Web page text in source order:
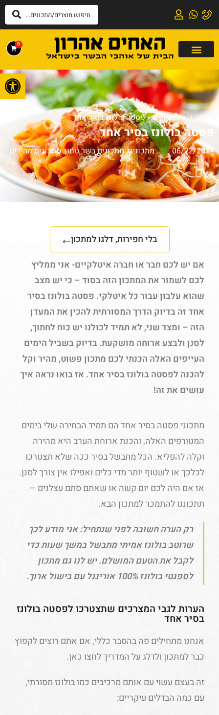
0
דף הבית»מתכונים»פסטה בולונז בסיר אחד
פסטה בולונז בסיר אחד
06/22/2024 מתכונים,מתכונים בשר טחון,מתכונים מהירים
בלי חפירות, דלגו למתכון
אם יש לכם חבר או חברה איטלקיים- אני ממליץ
לכם לשמור את המתכון הזה בסוד – כי יש מצב
שהוא עלבון עבור כל איטלקי. פסטה בולונז בסיר
אחד זה בדיוק הדרך המסורתית להכין את המעדן
הזה – ומצד שני, לא תמיד לכולנו יש כוח לחתוך,
לסנן ולבצע ארוחה מושקעת. בדיוק בשביל הימים
העייפים האלה הכנתי לכם מתכון פשוט, מהיר וקל
להכנה לפסטה בולונז בסיר אחד. אז בואו נראה איך
עושים את זה!
מתכוני פסטה בסיר אחד הם תמיד הבחירה שלי בימים
המטורפים האלה, והכנת ארוחת הערב היא מהירה
וקלה להפליא. הכל מתבשל בסיר ככה שלא תצטרכו
לכלכך או לשטוף יותר מדי כלים ואפילו אין צורך לסנן.
אז אם היה לכם יום קשה או שאתם סתם עצלנים –
תתכוננו להתמכר למתכון הבא.
רק הערה חשובה לפני שנתחיל: אני מודע לכך
שרוטב בולונז אמיתי מתבשל במשך שעות כדי
לקבל את הטעם המושלם. יש לנו גם מתכון
לספגטי בולונז 100% אוריגנל עם בישול ארוך.
הערות לגבי המצרכים שתצטרכו לפסטה בולונז
בסיר אחד
אנחנו מתחילים פה בהסבר כללי, אם אתם רוצים לקפוץ
כבר למתכון ולדלג על המדריך לחצו כאן.
זה בעצם עשוי עם אותם מרכיבים כמו בולונז מסורתי,
עם כמה הבדלים עיקריים: